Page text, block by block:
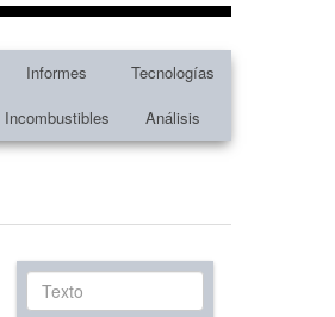
Informes
Tecnologías
Incombustibles Análisis
Texto